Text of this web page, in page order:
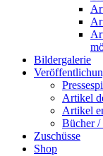
Bildergalerie
Artikel
Artikel
Bücher /
Zuschüsse
Shop